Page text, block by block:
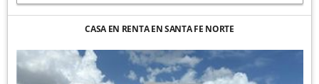
CASA EN RENTA EN SANTA FE NORTE